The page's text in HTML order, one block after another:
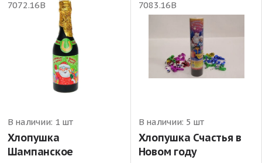
7072.16В
В наличии: 1 шт
Хлопушка
Шампанское
7083.16В
В наличии: 5 шт
Хлопушка Счастья в
Новом году